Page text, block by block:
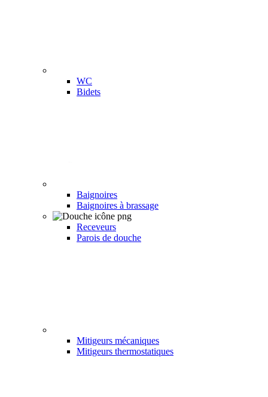
WC
Bidets
Baignoires
Baignoires à brassage
Receveurs
Parois de douche
Mitigeurs mécaniques
Mitigeurs thermostatiques